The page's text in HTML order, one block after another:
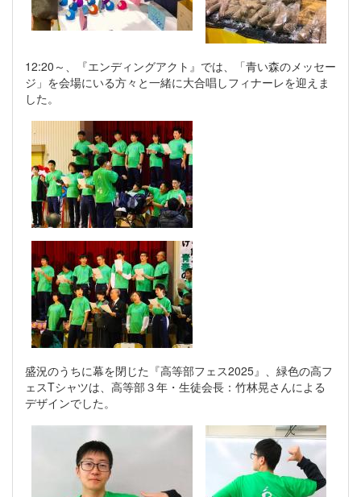
12:20～、『エンディングアクト』では、「青い森のメッセー
ジ」を会場にいる方々と一緒に大合唱しフィナーレを迎えま
した。
盛況のうちに幕を閉じた『高等部フェス2025』、緑色の高フ
ェスTシャツは、高等部３年・生徒会長：竹林晃さんによる
デザインでした。